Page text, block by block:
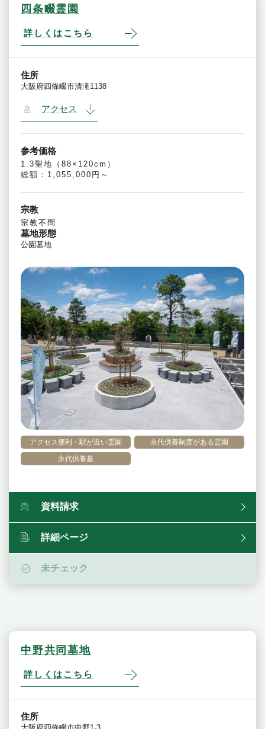
四条畷霊園
詳しくはこちら
アクセス便利・駅が近い霊園
永代供養制度がある霊園
永代供養墓
住所
大阪府四條畷市清滝1138
アクセス
参考価格
1.3聖地（88×120cm）
総額：1,055,000円～
宗教
宗教不問
墓地形態
公園墓地
資料請求
詳細ページ
未チェック
中野共同墓地
詳しくはこちら
住所